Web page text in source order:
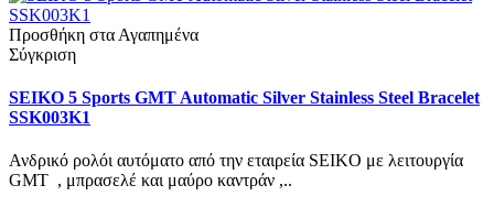
Προσθήκη στα Αγαπημένα
Σύγκριση
SEIKO 5 Sports GMT Automatic Silver Stainless Steel Bracelet
SSK003K1
Ανδρικό ρολόι αυτόματο από την εταιρεία SEIKO με λειτουργία
GMT , μπρασελέ και μαύρο καντράν ,..